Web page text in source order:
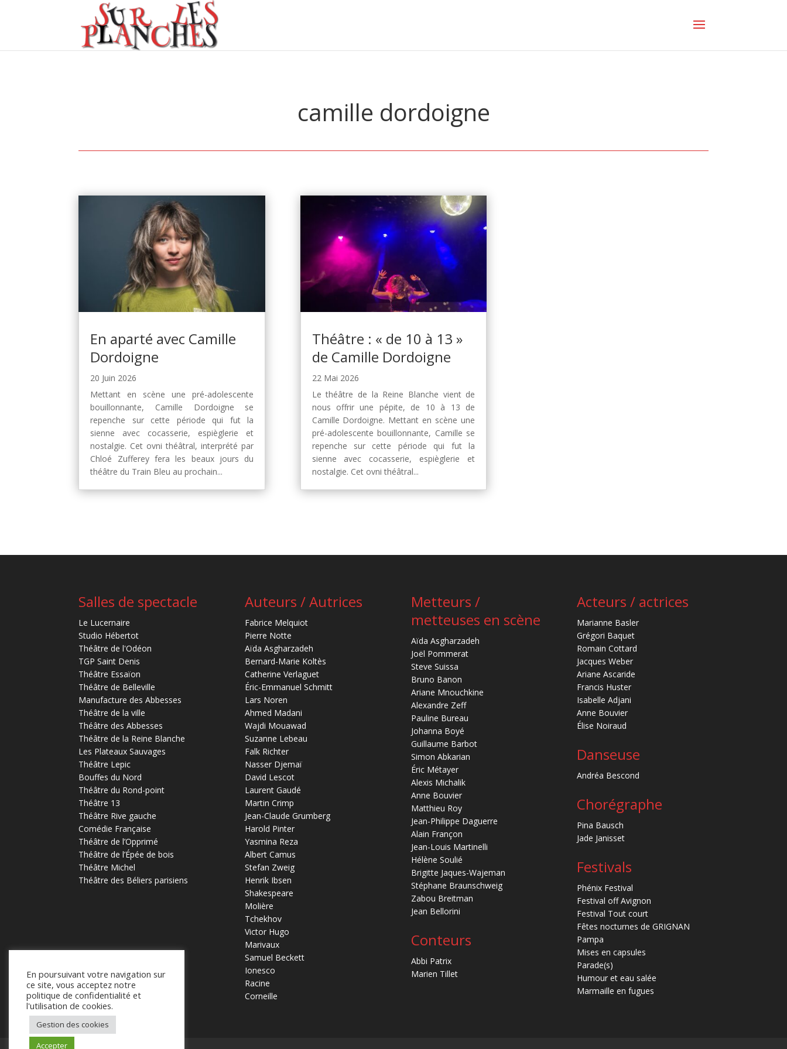
camille dordoigne
En aparté avec Camille
Dordoigne
20 Juin 2026
Mettant en scène une pré-adolescente
bouillonnante, Camille Dordoigne se
repenche sur cette période qui fut la
sienne avec cocasserie, espièglerie et
nostalgie. Cet ovni théâtral, interprété par
Chloé Zufferey fera les beaux jours du
théâtre du Train Bleu au prochain...
Théâtre : « de 10 à 13 »
de Camille Dordoigne
22 Mai 2026
Le théâtre de la Reine Blanche vient de
nous offrir une pépite, de 10 à 13 de
Camille Dordoigne. Mettant en scène une
pré-adolescente bouillonnante, Camille se
repenche sur cette période qui fut la
sienne avec cocasserie, espièglerie et
nostalgie. Cet ovni théâtral...
Salles de spectacle
Le Lucernaire
Studio Hébertot
Théâtre de l'Odéon
TGP Saint Denis
Théâtre Essaïon
Théâtre de Belleville
Manufacture des Abbesses
Théâtre de la ville
Théâtre des Abbesses
Théâtre de la Reine Blanche
Les Plateaux Sauvages
Théâtre Lepic
Bouffes du Nord
Théâtre du Rond-point
Théâtre 13
Théâtre Rive gauche
Comédie Française
Théâtre de l’Opprimé
Théâtre de l’Épée de bois
Théâtre Michel
Théâtre des Béliers parisiens
Auteurs / Autrices
Fabrice Melquiot
Pierre Notte
Aïda Asgharzadeh
Bernard-Marie Koltès
Catherine Verlaguet
Éric-Emmanuel Schmitt
Lars Noren
Ahmed Madani
Wajdi Mouawad
Suzanne Lebeau
Falk Richter
Nasser Djemaï
David Lescot
Laurent Gaudé
Martin Crimp
Jean-Claude Grumberg
Harold Pinter
Yasmina Reza
Albert Camus
Stefan Zweig
Henrik Ibsen
Shakespeare
Molière
Tchekhov
Victor Hugo
Marivaux
Samuel Beckett
Ionesco
Racine
Corneille
Metteurs /
metteuses en scène
Aïda Asgharzadeh
Joël Pommerat
Steve Suissa
Bruno Banon
Ariane Mnouchkine
Alexandre Zeff
Pauline Bureau
Johanna Boyé
Guillaume Barbot
Simon Abkarian
Éric Métayer
Alexis Michalik
Anne Bouvier
Matthieu Roy
Jean-Philippe Daguerre
Alain Françon
Jean-Louis Martinelli
Hélène Soulié
Brigitte Jaques-Wajeman
Stéphane Braunschweig
Zabou Breitman
Jean Bellorini
Conteurs
Abbi Patrix
Marien Tillet
Acteurs / actrices
Marianne Basler
Grégori Baquet
Romain Cottard
Jacques Weber
Ariane Ascaride
Francis Huster
Isabelle Adjani
Anne Bouvier
Élise Noiraud
Danseuse
Andréa Bescond
Chorégraphe
Pina Bausch
Jade Janisset
Festivals
Phénix Festival
Festival off Avignon
Festival Tout court
Fêtes nocturnes de GRIGNAN
Pampa
Mises en capsules
Parade(s)
Humour et eau salée
Marmaille en fugues
En poursuivant votre navigation sur
ce site, vous acceptez notre
politique de confidentialité et
l'utilisation de cookies.
Gestion des cookies
Accepter